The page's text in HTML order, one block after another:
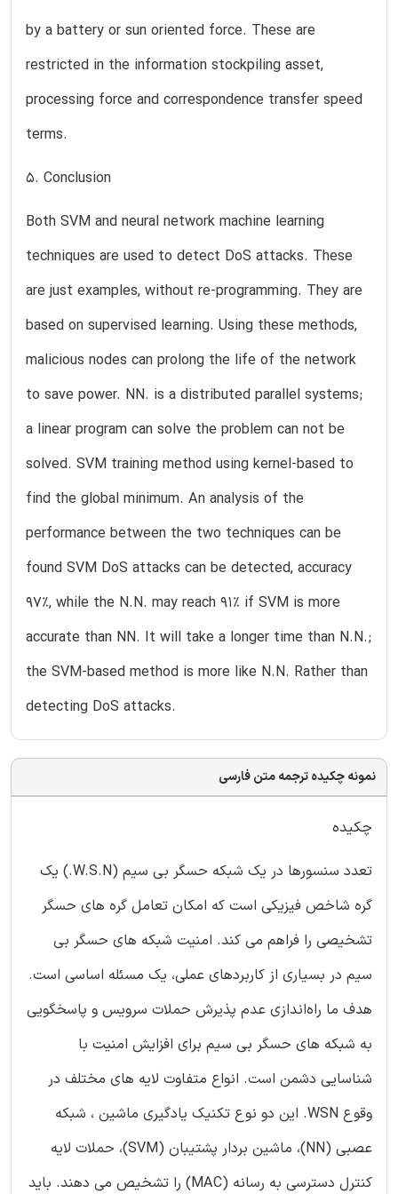
by a battery or sun oriented force. These are
restricted in the information stockpiling asset,
processing force and correspondence transfer speed
terms.
5. Conclusion
Both SVM and neural network machine learning
techniques are used to detect DoS attacks. These
are just examples, without re-programming. They are
based on supervised learning. Using these methods,
malicious nodes can prolong the life of the network
to save power. NN. is a distributed parallel systems;
a linear program can solve the problem can not be
solved. SVM training method using kernel-based to
find the global minimum. An analysis of the
performance between the two techniques can be
found SVM DoS attacks can be detected, accuracy
97%, while the N.N. may reach 91% if SVM is more
accurate than NN. It will take a longer time than N.N.;
the SVM-based method is more like N.N. Rather than
detecting DoS attacks.
نمونه چکیده ترجمه متن فارسی
چکیده
تعدد سنسورها در یک شبکه حسگر بی سیم (W.S.N.) یک
گره شاخص فیزیکی است که امکان تعامل گره های حسگر
تشخیصی را فراهم می کند. امنیت شبکه های حسگر بی
سیم در بسیاری از کاربردهای عملی، یک مسئله اساسی است.
هدف ما راه‌اندازی عدم پذیرش حملات سرویس و پاسخگویی
به شبکه های حسگر بی سیم برای افزایش امنیت با
شناسایی دشمن است. انواع متفاوت لایه های مختلف در
وقوع WSN. این دو نوع تکنیک یادگیری ماشین ، شبکه
عصبی (NN)، ماشین بردار پشتیبان (SVM)، حملات لایه
کنترل دسترسی به رسانه (MAC) را تشخیص می دهند. باید